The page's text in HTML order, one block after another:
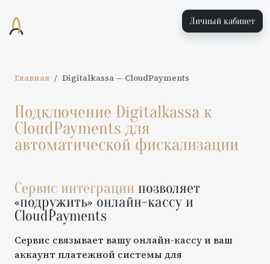
Личный кабинет
Главная Digitalkassa — CloudPayments
Подключение Digitalkassa к
CloudPayments для
автоматической фискализации
Сервис интеграции позволяет
«подружить» онлайн-кассу и
CloudPayments
Сервис связывает вашу онлайн-кассу и ваш
аккаунт платежной системы для